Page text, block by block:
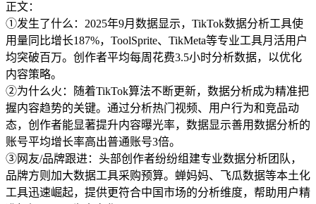
正文：
①发生了什么：2025年9月数据显示，TikTok数据分析工具使
用量同比增长187%，ToolSprite、TikMeta等专业工具月活用户
均突破百万。创作者平均每周花费3.5小时分析数据，以优化
内容策略。
②为什么火：随着TikTok算法不断更新，数据分析成为精准把
握内容趋势的关键。通过分析热门视频、用户行为和竞品动
态，创作者能显著提升内容曝光率，数据显示善用数据分析的
账号平均增长率高出普通账号3倍。
③网友/品牌跟进：头部创作者纷纷组建专业数据分析团队，
品牌方则加大数据工具采购预算。蝉妈妈、飞瓜数据等本土化
工具迅速崛起，提供更符合中国市场的分析维度，帮助用户精